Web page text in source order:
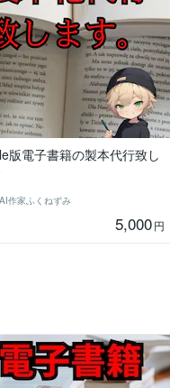
版電子書籍の製本代行致し
AI作家ふくねずみ
5,000円